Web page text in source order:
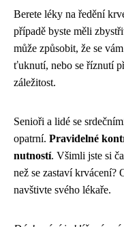
Berete léky na ředění
případě byste měli
může způsobit, že se
ťuknutí, nebo se říznutí
záležitost.
Senioři a lidé se
opatrní. Pravidelné
nutností. Všimli jste si
než se zastaví krvácení?
navštivte svého lékaře.